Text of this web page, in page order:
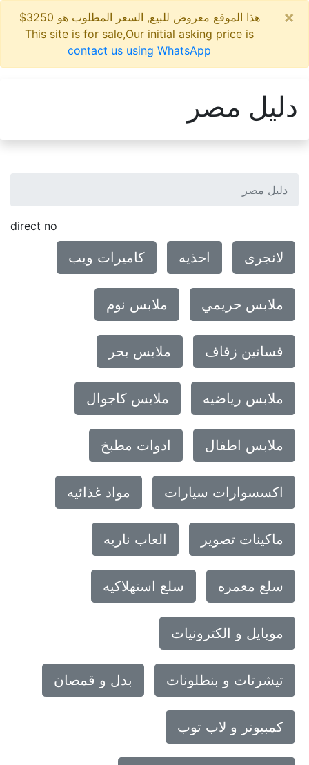
هذا الموقع معروض للبيع, السعر المطلوب هو 3250$
This site is for sale,Our initial asking price is
contact us using WhatsApp
دليل مصر
دليل مصر
direct no
لانجرى احذيه كاميرات ويب
ملابس حريمي ملابس نوم
فساتين زفاف ملابس بحر
ملابس رياضيه ملابس كاجوال
ملابس اطفال ادوات مطبخ
اكسسوارات سيارات مواد غذائيه
ماكينات تصوير العاب ناريه
سلع معمره سلع استهلاكيه
موبايل و الكترونيات
تيشرتات و بنطلونات بدل و قمصان
كمبيوتر و لاب توب